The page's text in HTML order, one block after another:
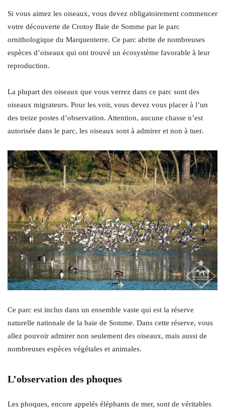
Si vous aimez les oiseaux, vous devez obligatoirement commencer
votre découverte de Crotoy Baie de Somme par le parc
ornithologique du Marquenterre. Ce parc abrite de nombreuses
espèces d’oiseaux qui ont trouvé un écosystème favorable à leur
reproduction.
La plupart des oiseaux que vous verrez dans ce parc sont des
oiseaux migrateurs. Pour les voir, vous devez vous placer à l’un
des treize postes d’observation. Attention, aucune chasse n’est
autorisée dans le parc, les oiseaux sont à admirer et non à tuer.
Ce parc est inclus dans un ensemble vaste qui est la réserve
naturelle nationale de la baie de Somme. Dans cette réserve, vous
allez pouvoir admirer non seulement des oiseaux, mais aussi de
nombreuses espèces végétales et animales.
L’observation des phoques
Les phoques, encore appelés éléphants de mer, sont de véritables